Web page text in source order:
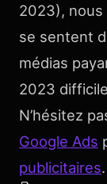
2023),
se sentent
médias
2023
N’hésitez
Google Ads
publicitaires.